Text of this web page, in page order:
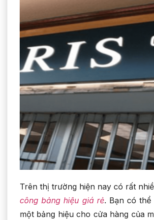
Trên thị trường hiện nay có rất
công bảng hiệu giá rẻ. Bạn có thể
một bảng hiệu cho cửa hàng của